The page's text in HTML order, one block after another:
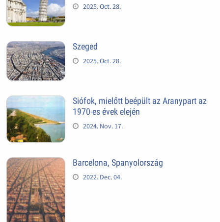
2025. Oct. 28.
Szeged
2025. Oct. 28.
Siófok, mielőtt beépült az Aranypart az
1970-es évek elején
2024. Nov. 17.
Barcelona, Spanyolország
2022. Dec. 04.